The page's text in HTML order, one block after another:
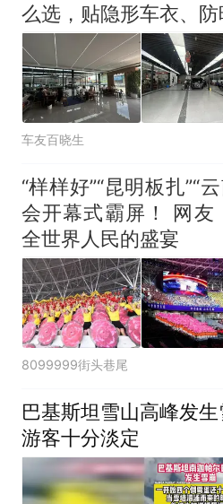
么选，贴隐形车衣、
车友百晓生
“样样好”“昆明板扎”“
会开幕式霸屏！ 网友
全世界人民的盛宴
8099999街头巷尾
巴基斯坦雪山高峰发
游客十分淡定